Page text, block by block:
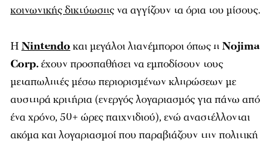
κοινωνικής δικτύωσης να αγγίζουν τα όρια του μίσους.
ΗNintendo και μεγάλοι λιανέμποροι όπως ηNojima
Corp.έχουν προσπαθήσει να εμποδίσουν τους
μεταπωλητές μέσω περιορισμένων κληρώσεων με
αυστηρά κριτήρια (ενεργός λογαριασμός για πάνω από
ένα χρόνο, 50+ ώρες παιχνιδιού), ενώ αναστέλλονται
ακόμα και λογαριασμοί που παραβιάζουν την πολιτική